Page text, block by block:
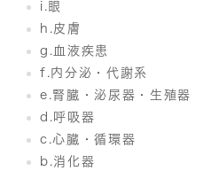
i.眼
h.皮膚
g.血液疾患
f.内分泌・代謝系
e.腎臓・泌尿器・生殖器
d.呼吸器
c.心臓・循環器
b.消化器